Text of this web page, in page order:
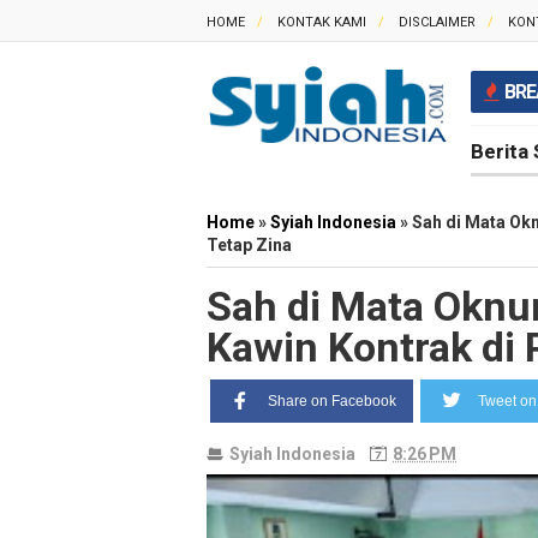
HOME KONTAK KAMI DISCLAIMER
Berita
Home»Syiah Indonesia »Sah di Mata
Tetap Zina
Sah di Mata
Kawin Kontrak di
Share on Facebook Tweet
Syiah Indonesia 8:26 PM